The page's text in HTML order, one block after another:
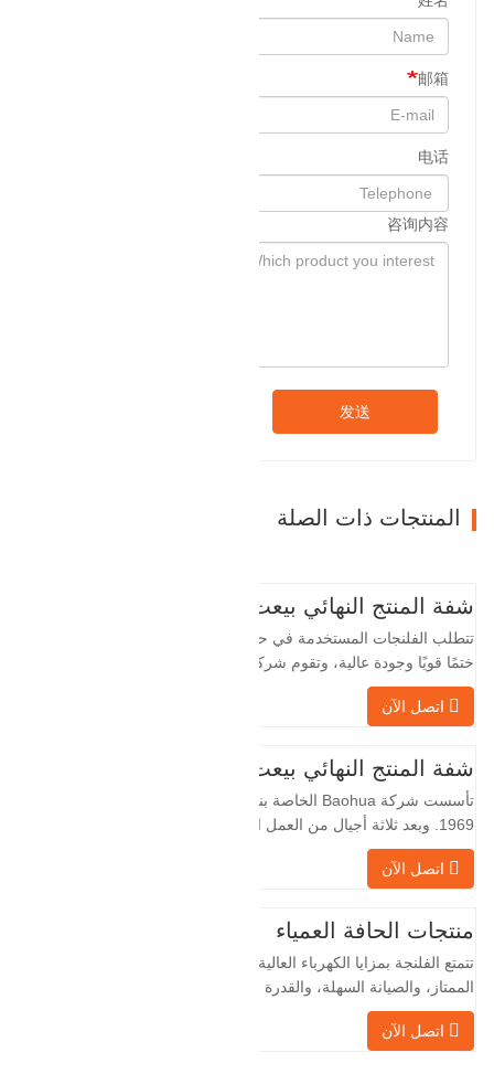
邮箱
电话
咨询内容
发送
المنتجات ذات الصلة
شفة المنتج النهائي بيعت
تتطلب الفلنجات المستخدمة في حقول النفط
الخاصة بنا بمعالجة الفلنجات في حقول النفط
لسنوات عديدة وتقوم بتصديرها بشكل غير
لأن الصناعة المحلية ليست مثالية، فإننا نريد
الاستيراد والتصدير مباشرة مع العملاء
الأجانب،…
اتصل الآن
شفة المنتج النهائي بيعت
تأسست شركة Baohua الخاصة بنا في عام
1969. وبعد ثلاثة أجيال من العمل الشاق،
السنوي للمطروقات 30,000 طن. بشكل
رئيسي في السيارات والآلات الهيدروليكية
وتوليد طاقة الرياح وقطع…
اتصل الآن
منتجات الحافة العمياء
تتمتع الفلنجة بمزايا الكهرباء العالية، والختم
الممتاز، والصيانة السهلة، والقدرة على
التكيف القوية وقابلية إعادة الاستخدام، مما
يجعلها عاملاً أساسيًا وأساسيًا في نظام
اتصل الآن